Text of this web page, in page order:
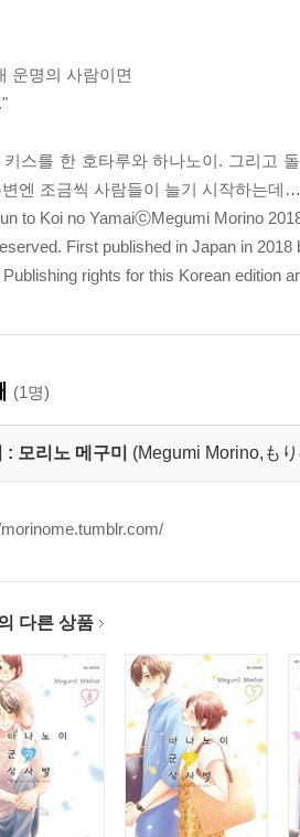
운명의 사람이면
키스를 한 호타루와 하나노이. 그리고
엔 조금씩 사람들이 늘기 시작하는데
to Koi no YamaiⓒMegumi Morino
First published in Japan in 2018
rights for this Korean edition
(1명)
: 모리노 메구미 (Megumi Morino,も
다른 상품